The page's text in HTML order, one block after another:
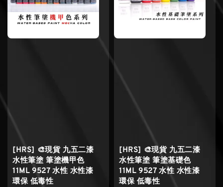
[HRS] 🎨現貨 九五二漆
水性筆塗 筆塗機甲色
11ML 9527 水性 水性漆
環保 低毒性
[HRS] 🎨現貨 九五二漆
水性筆塗 筆塗基礎色
11ML 9527 水性 水性漆
環保 低毒性